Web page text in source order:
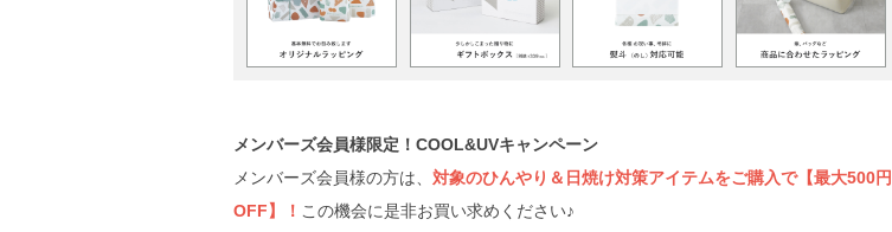
メンバーズ会員様限定！COOL&UVキャンペーン
メンバーズ会員様の方は、 対象のひんやり＆日焼け対策アイテムをご購入で【最大500円
OFF】！ この機会に是非お買い求めください♪